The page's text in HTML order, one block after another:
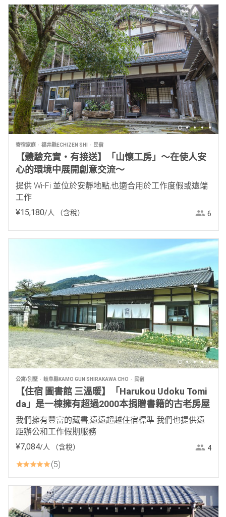
寄宿家庭 福井縣ECHIZEN SHI 民宿
【體驗充實・有接送】「山懷工房」～在使人安
心的環境中展開創意交流～
提供 Wi-Fi 並位於安靜地點,也適合用於工作度假或遠端
工作
¥15,180/人 （含稅） 6
公寓/別墅 岐阜縣KAMO GUN SHIRAKAWA CHO 民宿
【住宿 圖書館 三溫暖】「Harukou Udoku Tomi
da」是一棟擁有超過2000本捐贈書籍的古老房屋
我們擁有豐富的藏書,遠遠超越住宿標準 我們也提供遠
距辦公和工作假期服務
¥7,084/人 （含稅） 4
5